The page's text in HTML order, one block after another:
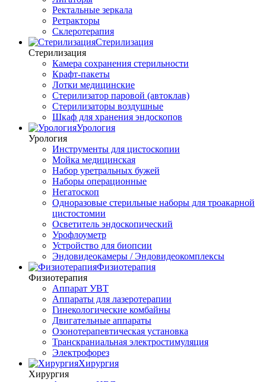
Ректальные зеркала
Ретракторы
Склеротерапия
Стерилизация
Стерилизация
Камера сохранения стерильности
Крафт-пакеты
Лотки медицинские
Стерилизатор паровой (автоклав)
Стерилизаторы воздушные
Шкаф для хранения эндоскопов
Урология
Урология
Инструменты для цистоскопии
Мойка медицинская
Набор уретральных бужей
Наборы операционные
Негатоскоп
Одноразовые стерильные наборы для троакарной
цистостомии
Осветитель эндоскопический
Урофлоуметр
Устройство для биопсии
Эндовидеокамеры / Эндовидеокомплексы
Физиотерапия
Физиотерапия
Аппарат УВТ
Аппараты для лазеротерапии
Гинекологические комбайны
Двигательные аппараты
Озонотерапевтическая установка
Транскраниальная электростимуляция
Электрофорез
Хирургия
Хирургия